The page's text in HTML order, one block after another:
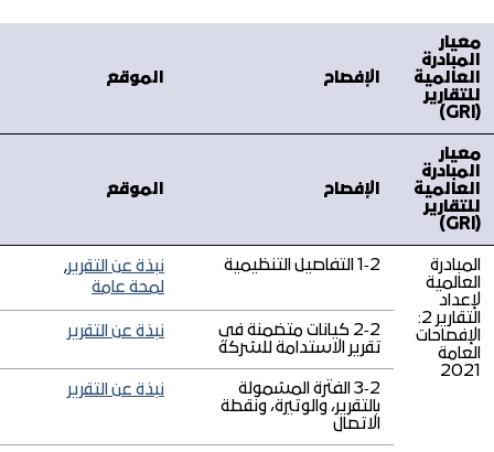
معيار
المبادرة
العالمية
للتقارير
(GRI)
الإفصاح الموقع
معيار
المبادرة
العالمية
للتقارير
(GRI)
الإفصاح الموقع
المبادرة
العالمية
لإعداد
التقارير 2:
الإفصاحات
العامة
2021
2‑1 التفاصيل التنظيمية نبذة عن التقرير,
لمحة عامة
2‑2 كيانات متضمنة في
تقرير الاستدامة للشركة
نبذة عن التقرير
2‑3 الفترة المشمولة
بالتقرير، والوتيرة، ونقطة
الاتصال
نبذة عن التقرير